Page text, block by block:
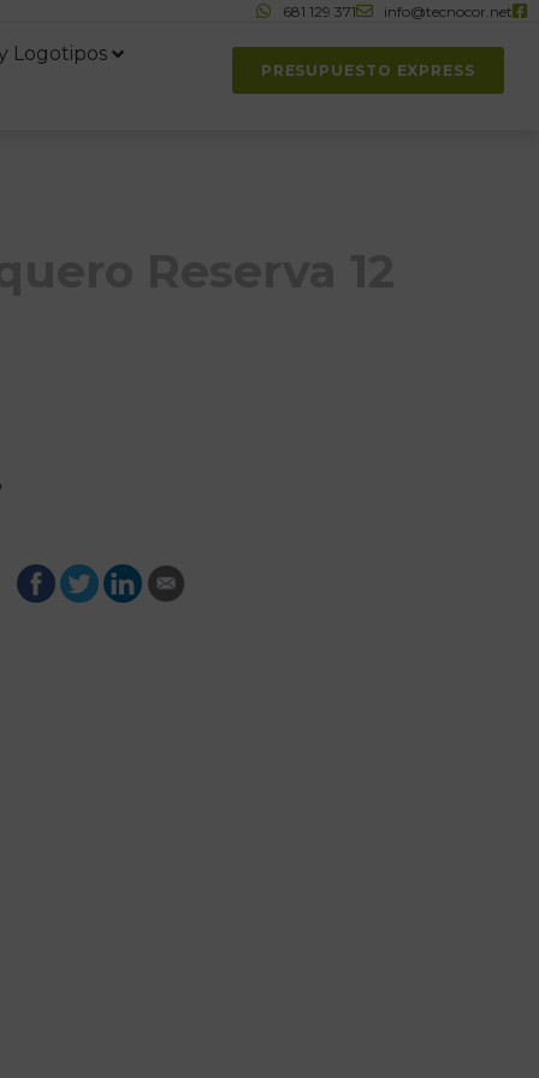
681 129 371 info@tecnocor.net
Logotipos
PRESUPUESTO EXPRESS